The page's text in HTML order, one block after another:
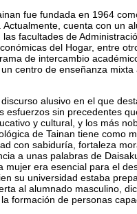
fue fundada en 1964
cuenta con un
facultades de
del Hogar, entre
de intercambio
centro de enseñanza
alusivo en el que
esfuerzos sin precedentes
y cultural, y los más
de Tainan tiene como
con sabiduría, fortaleza
a unas palabras de
mujer era esencial para el
su universidad estaba
al alumnado masculino,
formación de personas